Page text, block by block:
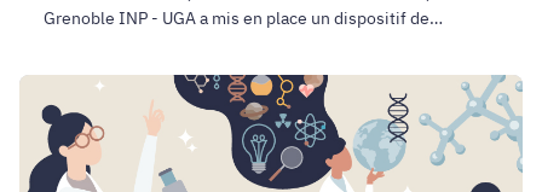
Grenoble INP - UGA a mis en place un dispositif de
Journée
internationale
des
femmes